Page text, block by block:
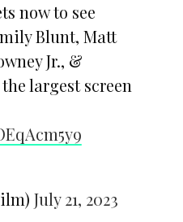
now to see
Blunt, Matt
Jr., &
largest screen
July 21, 2023